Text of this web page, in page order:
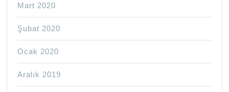
Mart 2020
Şubat 2020
Ocak 2020
Aralık 2019